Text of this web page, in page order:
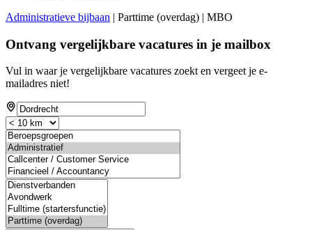
Administratieve bijbaan | Parttime (overdag) | MBO
Ontvang vergelijkbare vacatures in je mailbox
Vul in waar je vergelijkbare vacatures zoekt en vergeet je e-
mailadres niet!